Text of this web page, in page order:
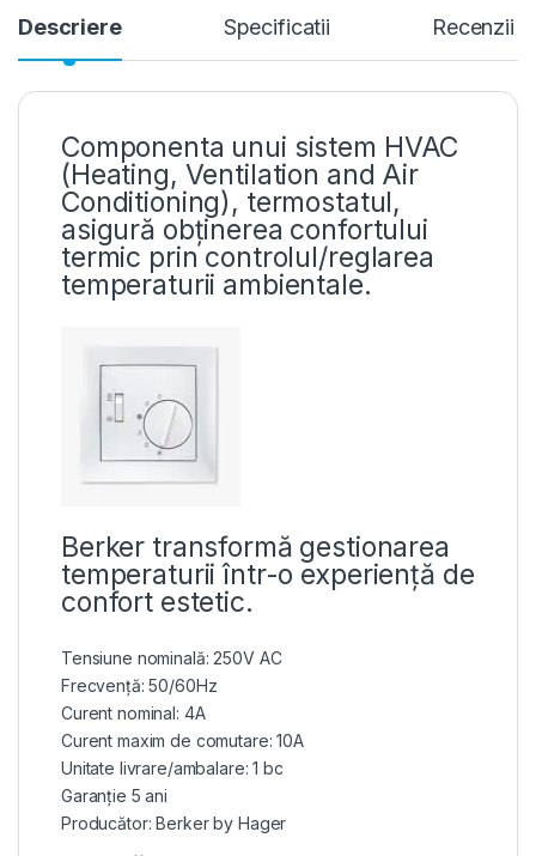
Descriere Specificatii Recenzii
Componenta unui sistem HVAC
(Heating, Ventilation and Air
Conditioning), termostatul,
asigură obținerea confortului
termic prin controlul/reglarea
temperaturii ambientale.
Berker transformă gestionarea
temperaturii într-o experiență de
confort estetic.
Tensiune nominală: 250V AC
Frecvență: 50/60Hz
Curent nominal: 4A
Curent maxim de comutare: 10A
Unitate livrare/ambalare: 1 bc
Garanție 5 ani
Producător: Berker by Hager